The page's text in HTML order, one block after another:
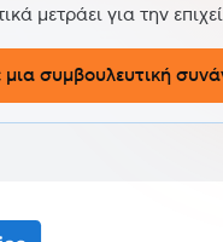
μετράει για την
μια συμβουλευτική